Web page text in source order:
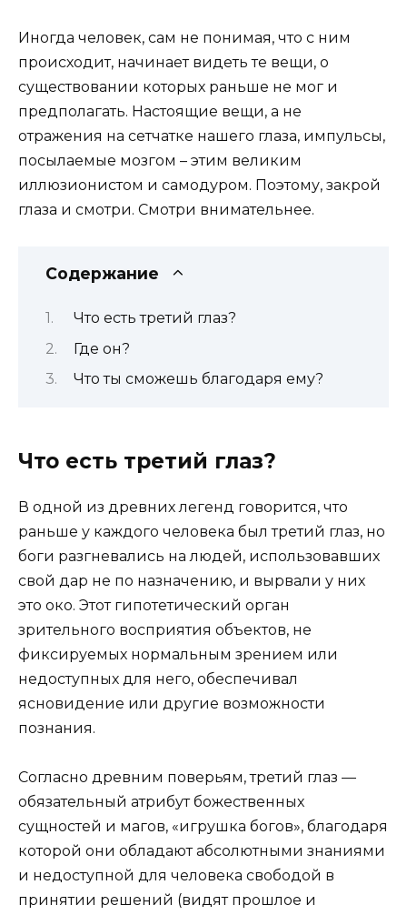
Иногда человек, сам не понимая, что с ним
происходит, начинает видеть те вещи, о
существовании которых раньше не мог и
предполагать. Настоящие вещи, а не
отражения на сетчатке нашего глаза, импульсы,
посылаемые мозгом – этим великим
иллюзионистом и самодуром. Поэтому, закрой
глаза и смотри. Смотри внимательнее.
Содержание
Что есть третий глаз?
Где он?
Что ты сможешь благодаря ему?
Что есть третий глаз?
В одной из древних легенд говорится, что
раньше у каждого человека был третий глаз, но
боги разгневались на людей, использовавших
свой дар не по назначению, и вырвали у них
это око. Этот гипотетический орган
зрительного восприятия объектов, не
фиксируемых нормальным зрением или
недоступных для него, обеспечивал
ясновидение или другие возможности
познания.
Согласно древним поверьям, третий глаз —
обязательный атрибут божественных
сущностей и магов, «игрушка богов», благодаря
которой они обладают абсолютными знаниями
и недоступной для человека свободой в
принятии решений (видят прошлое и